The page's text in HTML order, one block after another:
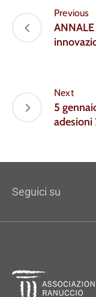
Previous
Next
5
Seguici su